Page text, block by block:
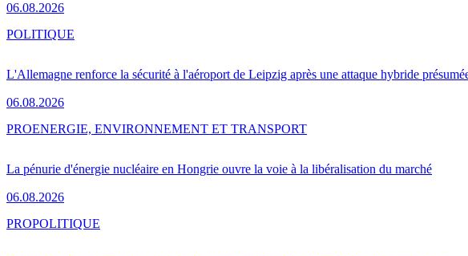
06.08.2026
L'Allemagne renforce la sécurité à l'aéroport de Leipzig après une attaque hybride
06.08.2026
POLITIQUE
La pénurie d'énergie nucléaire en Hongrie ouvre la voie à la libéralisation du marché
06.08.2026
PROENERGIE, ENVIRONNEMENT ET TRANSPORT
PROPOLITIQUE